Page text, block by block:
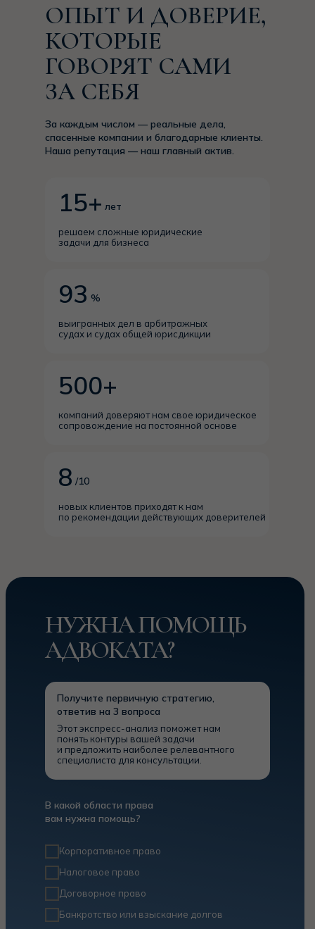
ОПЫТ И ДОВЕРИЕ,
КОТОРЫЕ
ГОВОРЯТ САМИ
ЗА СЕБЯ
За каждым числом — реальные дела,
спасенные компании и благодарные клиенты.
Наша репутация — наш главный актив.
решаем сложные юридические
задачи для бизнеса
15+ лет
93
выигранных дел в арбитражных
судах и судах общей юрисдикции
%
/10
новых клиентов приходят к нам
по рекомендации действующих доверителей
8
компаний доверяют нам свое юридическое
сопровождение на постоянной основе
500+
НУЖНА ПОМОЩЬ
АДВОКАТА?
Получите первичную стратегию,
ответив на 3 вопроса
В какой области права
вам нужна помощь?
Этот экспресс-анализ поможет нам
понять контуры вашей задачи
и предложить наиболее релевантного
специалиста для консультации.
Корпоративное право
Налоговое право
Договорное право
Банкротство или взыскание долгов